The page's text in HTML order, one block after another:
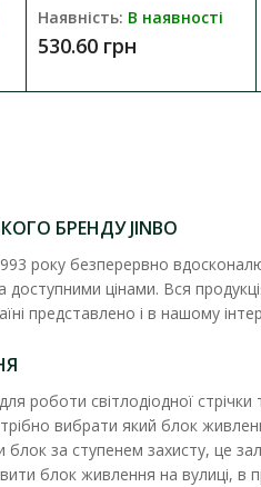
Наявність: В
Блок живлення
Наявність: В наявності
530.60 грн
БРЕНДУ JINBO
року безперервно
доступними цінами. Вся
представлено і в нашому
роботи світлодіодної
вибрати який блок
за ступенем захисту, це
блок живлення на вулиці, в